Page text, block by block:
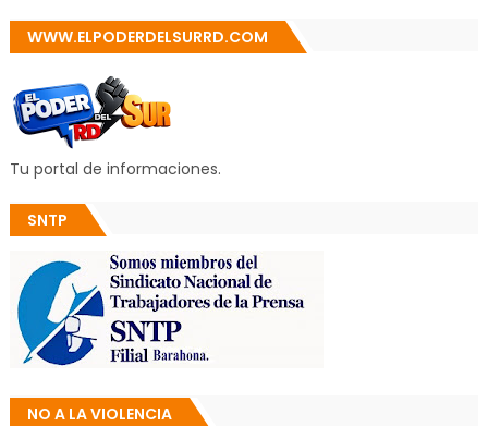
WWW.ELPODERDELSURRD.COM
Tu portal de informaciones.
SNTP
NO A LA VIOLENCIA